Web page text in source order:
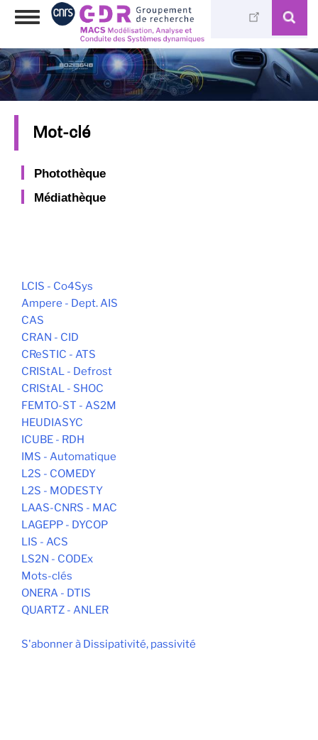
Aller
principal
Toggle
Mot-clé
Photothèque
Médiathèque
LCIS - Co4Sys
Ampere - Dept. AIS
CAS
CRAN - CID
CReSTIC - ATS
CRIStAL - Defrost
CRIStAL - SHOC
FEMTO-ST - AS2M
HEUDIASYC
ICUBE - RDH
IMS - Automatique
L2S - COMEDY
L2S - MODESTY
LAAS-CNRS - MAC
LAGEPP - DYCOP
LIS - ACS
LS2N - CODEx
Mots-clés
ONERA - DTIS
QUARTZ - ANLER
S'abonner à Dissipativité, passivité